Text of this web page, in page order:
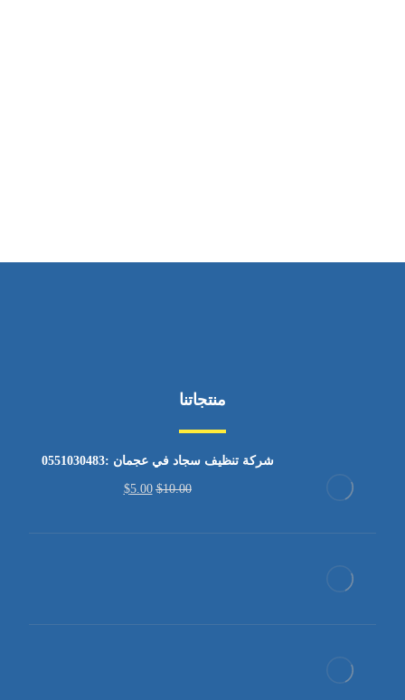
منتجاتنا
شركة تنظيف سجاد في عجمان :0551030483
$10.00
$5.00